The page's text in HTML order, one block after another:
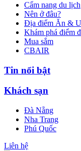
Cẩm nang du lịch
Nên ở đâu?
Địa điểm Ăn &
Khám phá điểm
Mua sắm
CBAIR
Tin nổi bật
Khách sạn
Đà Nẵng
Nha Trang
Phú Quốc
Liên hệ